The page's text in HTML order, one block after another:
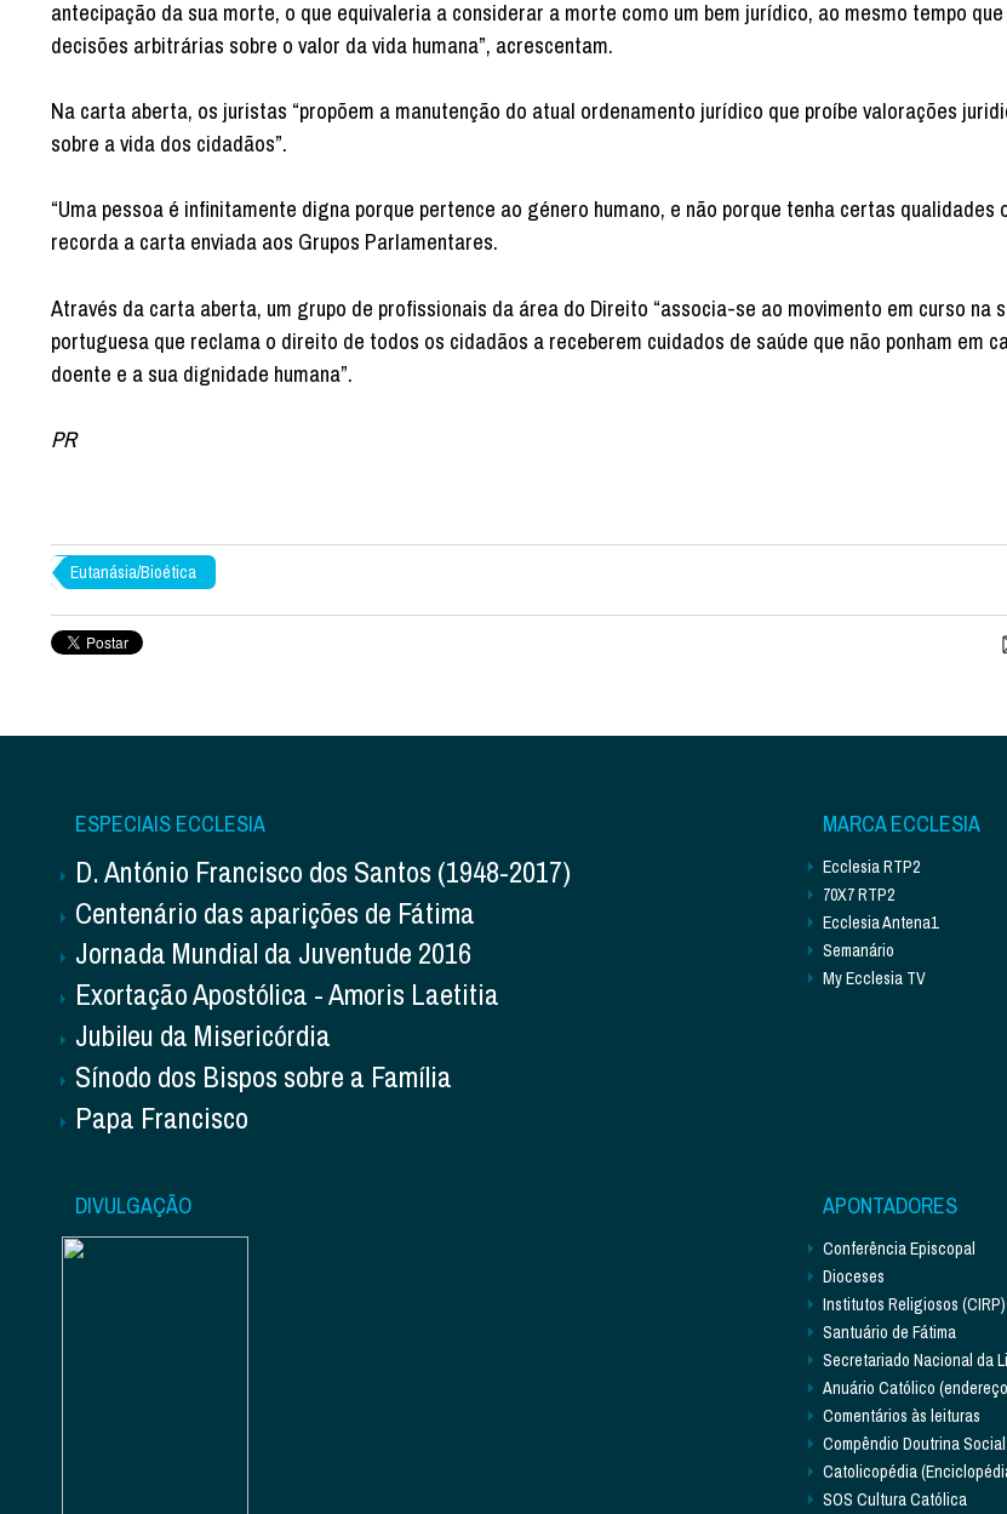
antecipação da sua morte, o que equivaleria a considerar a morte como um bem jurídico, ao mesmo tempo
decisões arbitrárias sobre o valor da vida humana”, acrescentam.
Na carta aberta, os juristas “propõem a manutenção do atual ordenamento jurídico que proíbe valorações
sobre a vida dos cidadãos”.
“Uma pessoa é infinitamente digna porque pertence ao género humano, e não porque tenha certas qualidades
recorda a carta enviada aos Grupos Parlamentares.
Através da carta aberta, um grupo de profissionais da área do Direito “associa-se ao movimento em curso na
portuguesa que reclama o direito de todos os cidadãos a receberem cuidados de saúde que não ponham em
doente e a sua dignidade humana”.
PR
Eutanásia/Bioética
ESPECIAIS ECCLESIA
D. António Francisco dos Santos (1948-2017)
Centenário das aparições de Fátima
Jornada Mundial da Juventude 2016
Exortação Apostólica - Amoris Laetitia
Jubileu da Misericórdia
Sínodo dos Bispos sobre a Família
Papa Francisco
MARCA ECCLESIA
Ecclesia RTP2
70X7 RTP2
Ecclesia Antena1
Semanário
My Ecclesia TV
DIVULGAÇÃO APONTADORES
Conferência Episcopal
Dioceses
Institutos Religiosos (CIRP)
Santuário de Fátima
Secretariado Nacional da
Anuário Católico
Comentários às leituras
Compêndio Doutrina
Catolicopédia
SOS Cultura Católica